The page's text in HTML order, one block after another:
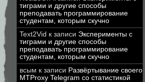
тиграми и другие способы
преподавать программирование
студентам, которым скучно
Text2Vid к записи Эксперименты с
тиграми и другие способы
преподавать программирование
студентам, которым скучно
всым к записи Развёртывание своего
MTProxy Telegram со статистикой